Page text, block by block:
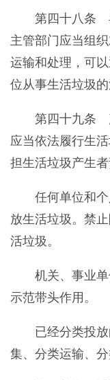
第四十八条 县
主管部门应当组
运输和处理，可
位从事生活垃圾
第四十九条 产
应当依法履行生
担生活垃圾产生者
任何单位和个
放生活垃圾。禁
活垃圾。
机关、事业单
示范带头作用。
已经分类投放
集、分类运输、分